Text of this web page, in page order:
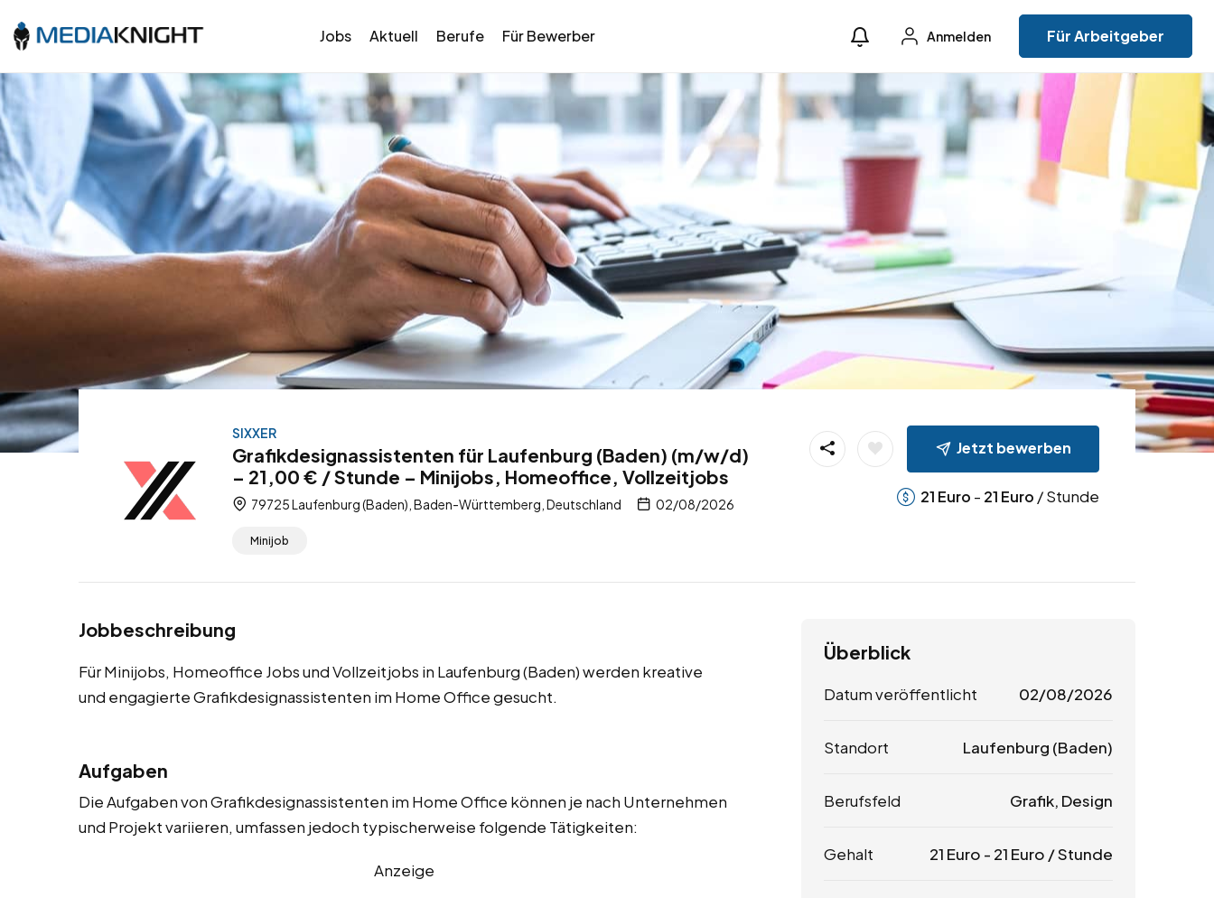
Jobs Aktuell Berufe Für Bewerber Anmelden Für Arbeitgeber
SIXXER
Grafikdesignassistenten für Laufenburg (Baden) (m/w/d)
– 21,00 € / Stunde – Minijobs, Homeoffice, Vollzeitjobs
79725 Laufenburg (Baden), Baden-Württemberg, Deutschland 02/08/2026
Minijob
Jetzt bewerben
21 Euro - 21 Euro / Stunde
Jobbeschreibung
Für Minijobs, Homeoffice Jobs und Vollzeitjobs in Laufenburg (Baden) werden kreative
und engagierte Grafikdesignassistenten im Home Office gesucht.
Aufgaben
Die Aufgaben von Grafikdesignassistenten im Home Office können je nach Unternehmen
und Projekt variieren, umfassen jedoch typischerweise folgende Tätigkeiten:
Anzeige
Überblick
Datum veröffentlicht 02/08/2026
Standort Laufenburg (Baden)
Berufsfeld Grafik, Design
Gehalt 21 Euro - 21 Euro / Stunde